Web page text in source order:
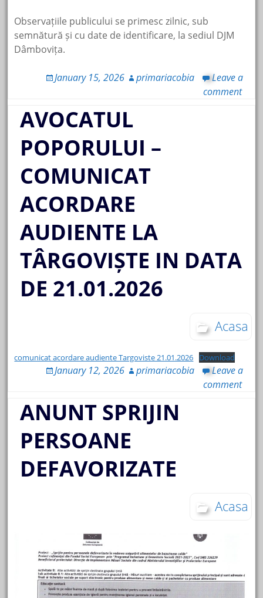
Observațiile publicului se primesc zilnic, sub
semnătură și cu date de identificare, la sediul DJM
Dâmbovița.
January 15, 2026 primariacobia
Leave a
comment
AVOCATUL
POPORULUI –
COMUNICAT
ACORDARE
AUDIENTE LA
TÂRGOVIȘTE IN DATA
DE 21.01.2026
Acasa
comunicat acordare audiente Targoviste 21.01.2026 Download
January 12, 2026 primariacobia
Leave a
comment
ANUNT SPRIJIN
PERSOANE
DEFAVORIZATE
Acasa